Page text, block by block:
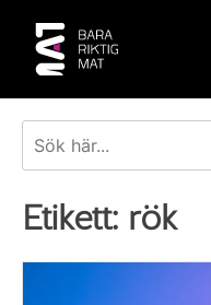
content
Etikett: rök